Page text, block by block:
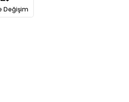
Değişim